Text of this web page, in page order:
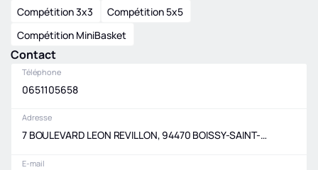
Compétition 3x3
Compétition 5x5
Compétition MiniBasket
Contact
Téléphone
0651105658
Adresse
7 BOULEVARD LEON REVILLON, 94470 BOISSY-SAINT-LEGER
E-mail